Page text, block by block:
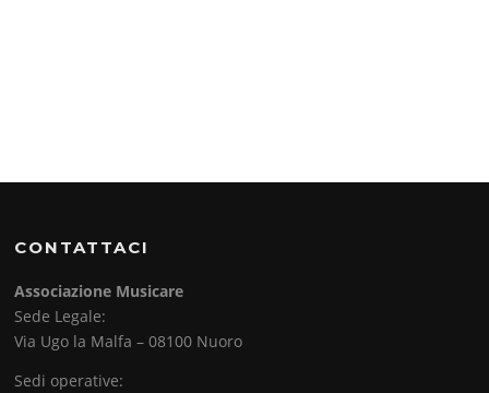
CONTATTACI
Associazione Musicare
Sede Legale:
Via Ugo la Malfa – 08100 Nuoro
Sedi operative: